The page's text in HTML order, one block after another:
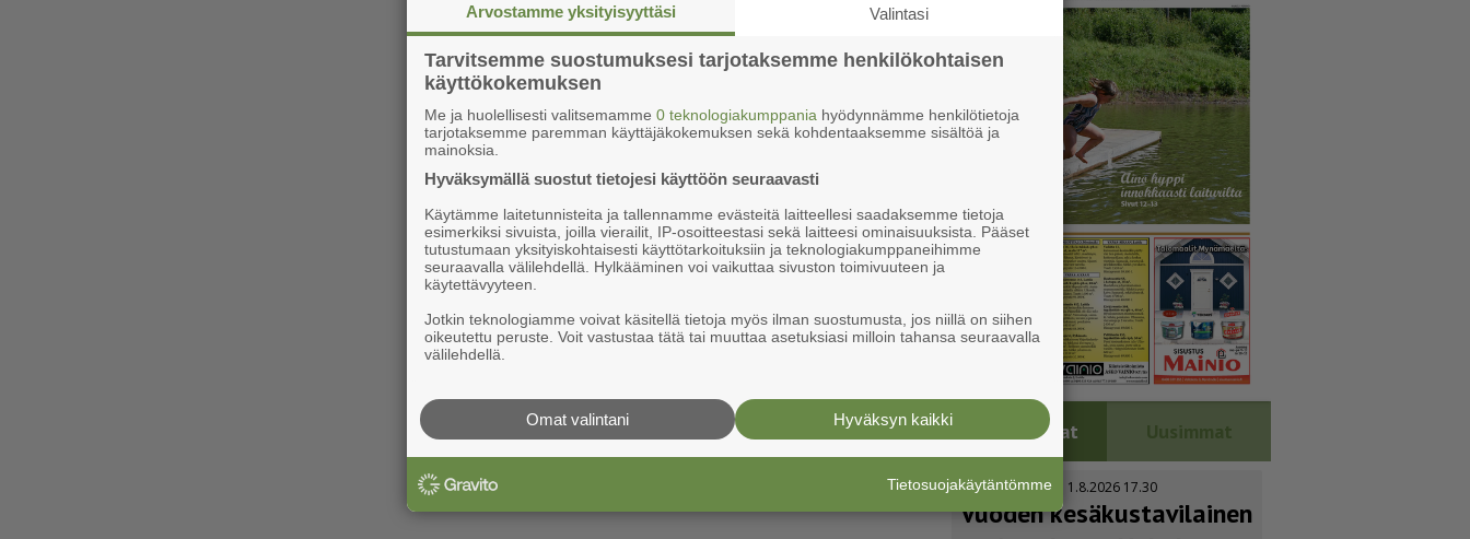
Luetuimmat Uusimmat
Uutiset Kustavi 1.8.2026 17.30
Vuoden kesäkus­ta­vi­lainen
Arvostamme yksityisyyttäsi Valintasi
Tarvitsemme suostumuksesi tarjotaksemme henkilökohtaisen
käyttökokemuksen
Me ja huolellisesti valitsemamme 0 teknologiakumppania hyödynnämme henkilötietoja
tarjotaksemme paremman käyttäjäkokemuksen sekä kohdentaaksemme sisältöä ja
mainoksia.
Hyväksymällä suostut tietojesi käyttöön seuraavasti
Käytämme laitetunnisteita ja tallennamme evästeitä laitteellesi saadaksemme tietoja
esimerkiksi sivuista, joilla vierailit, IP-osoitteestasi sekä laitteesi ominaisuuksista. Pääset
tutustumaan yksityiskohtaisesti käyttötarkoituksiin ja teknologiakumppaneihimme
seuraavalla välilehdellä. Hylkääminen voi vaikuttaa sivuston toimivuuteen ja
käytettävyyteen.
Jotkin teknologiamme voivat käsitellä tietoja myös ilman suostumusta, jos niillä on siihen
oikeutettu peruste. Voit vastustaa tätä tai muuttaa asetuksiasi milloin tahansa seuraavalla
välilehdellä.
Hyväksyn kaikki
Omat valintani
Tietosuojakäytäntömme